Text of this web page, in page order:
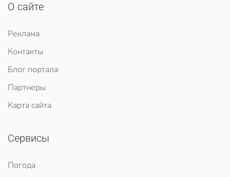
О сайте
Реклама
Контакты
Блог портала
Партнеры
Карта сайта
Сервисы
Погода